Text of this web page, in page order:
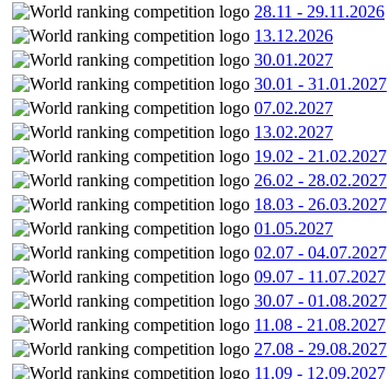
28.11 - 29.11.2026
13.12.2026
30.01.2027
30.01 - 31.01.2027
07.02.2027
13.02.2027
19.02 - 21.02.2027
26.02 - 28.02.2027
18.03 - 26.03.2027
01.05.2027
02.07 - 04.07.2027
09.07 - 11.07.2027
30.07 - 01.08.2027
11.08 - 21.08.2027
27.08 - 29.08.2027
11.09 - 12.09.2027